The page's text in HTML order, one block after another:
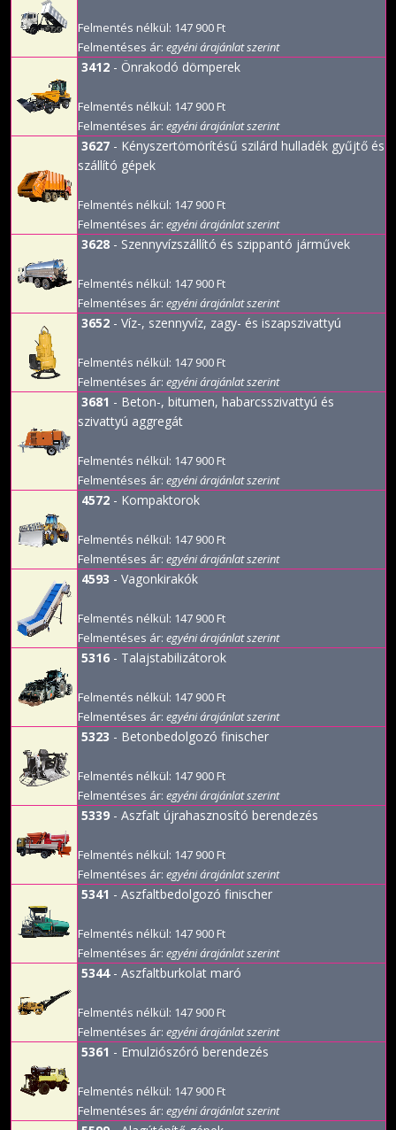
Felmentés nélkül: 147 900 Ft
Felmentéses ár: egyéni árajánlat szerint
3412- Önrakodó dömperek
Felmentés nélkül: 147 900 Ft
Felmentéses ár: egyéni árajánlat szerint
3627- Kényszertömörítésű szilárd hulladék gyűjtő és
szállító gépek
Felmentés nélkül: 147 900 Ft
Felmentéses ár: egyéni árajánlat szerint
3628- Szennyvízszállító és szippantó járművek
Felmentés nélkül: 147 900 Ft
Felmentéses ár: egyéni árajánlat szerint
3652- Víz-, szennyvíz, zagy- és iszapszivattyú
Felmentés nélkül: 147 900 Ft
Felmentéses ár: egyéni árajánlat szerint
3681 - Beton-, bitumen, habarcsszivattyú és
szivattyú aggregát
Felmentés nélkül: 147 900 Ft
Felmentéses ár: egyéni árajánlat szerint
4572- Kompaktorok
Felmentés nélkül: 147 900 Ft
Felmentéses ár: egyéni árajánlat szerint
4593 - Vagonkirakók
Felmentés nélkül: 147 900 Ft
Felmentéses ár: egyéni árajánlat szerint
5316- Talajstabilizátorok
Felmentés nélkül: 147 900 Ft
Felmentéses ár: egyéni árajánlat szerint
5323 - Betonbedolgozó finischer
Felmentés nélkül: 147 900 Ft
Felmentéses ár: egyéni árajánlat szerint
5339- Aszfalt újrahasznosító berendezés
Felmentés nélkül: 147 900 Ft
Felmentéses ár: egyéni árajánlat szerint
5341 - Aszfaltbedolgozó finischer
Felmentés nélkül: 147 900 Ft
Felmentéses ár: egyéni árajánlat szerint
5344- Aszfaltburkolat maró
Felmentés nélkül: 147 900 Ft
Felmentéses ár: egyéni árajánlat szerint
5361 - Emulziószóró berendezés
Felmentés nélkül: 147 900 Ft
Felmentéses ár: egyéni árajánlat szerint